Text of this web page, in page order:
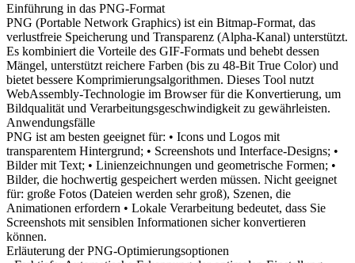
Einführung in das PNG-Format
PNG (Portable Network Graphics) ist ein Bitmap-Format, das
verlustfreie Speicherung und Transparenz (Alpha-Kanal) unterstützt.
Es kombiniert die Vorteile des GIF-Formats und behebt dessen
Mängel, unterstützt reichere Farben (bis zu 48-Bit True Color) und
bietet bessere Komprimierungsalgorithmen. Dieses Tool nutzt
WebAssembly-Technologie im Browser für die Konvertierung, um
Bildqualität und Verarbeitungsgeschwindigkeit zu gewährleisten.
Anwendungsfälle
PNG ist am besten geeignet für: • Icons und Logos mit
transparentem Hintergrund; • Screenshots und Interface-Designs; •
Bilder mit Text; • Linienzeichnungen und geometrische Formen; •
Bilder, die hochwertig gespeichert werden müssen. Nicht geeignet
für: große Fotos (Dateien werden sehr groß), Szenen, die
Animationen erfordern • Lokale Verarbeitung bedeutet, dass Sie
Screenshots mit sensiblen Informationen sicher konvertieren
können.
Erläuterung der PNG-Optimierungsoptionen